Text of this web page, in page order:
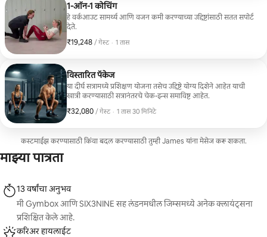
1-ऑन-1 कोचिंग
हे वर्कआउट सामर्थ्य आणि वजन कमी करण्याच्या उद्दिष्टांसाठी सतत सपोर्ट
देते.
₹19,248 / गेस्ट
₹19,248 प्रति गेस्ट
, · 1 तास
विस्तारित पॅकेज
या दीर्घ सत्रामध्ये प्रशिक्षण योजना तसेच उद्दिष्टे योग्य दिशेने आहेत याची
खात्री करण्यासाठी सत्रानंतरचे चेक-इन्स समाविष्ट आहेत.
₹32,080 / गेस्ट
₹32,080 प्रति गेस्ट
, · 1 तास 30 मिनिटे
कस्टमाईझ करण्यासाठी किंवा बदल करण्यासाठी तुम्ही James यांना मेसेज करू शकता.
माझ्या पात्रता
13 वर्षांचा अनुभव
मी Gymbox आणि SIX3NINE सह लंडनमधील जिम्समध्ये अनेक क्लायंट्सना
प्रशिक्षित केले आहे.
करिअर हायलाईट